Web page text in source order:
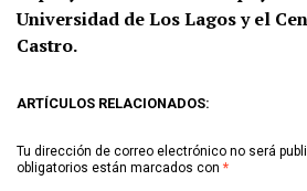
Universidad de Los Lagos y el
Castro.
ARTÍCULOS RELACIONADOS:
Tu dirección de correo electrónico no será
obligatorios están marcados con *